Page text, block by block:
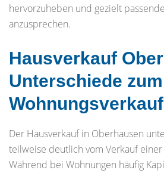
hervorzuheben und gezielt
anzusprechen.
Hausverkauf
Unterschiede zum
Wohnungsverkauf
Der Hausverkauf in Oberhausen
teilweise deutlich vom Verkauf
Während bei Wohnungen häufig